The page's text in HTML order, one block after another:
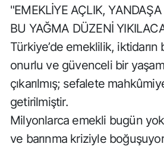
"EMEKLİYE AÇLIK,
BU YAĞMA DÜZENİ
Türkiye’de emeklilik,
onurlu ve güvenceli bir
çıkarılmış; sefalete
getirilmiştir.
Milyonlarca emekli bugün
ve barınma kriziyle